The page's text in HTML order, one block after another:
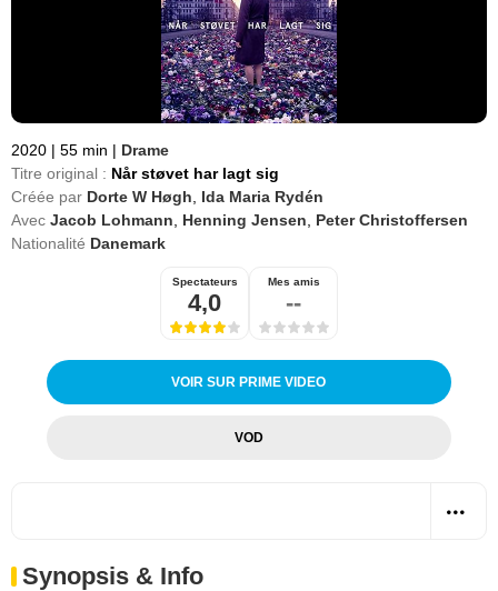
2020 | 55 min | Drame
Titre original : Når støvet har lagt sig
Créée par Dorte W Høgh
Ida Maria Rydén
Avec Jacob Lohmann Henning Jensen
Peter Christoffersen
Nationalité Danemark
Spectateurs
4,0
Mes amis
--
VOIR SUR PRIME VIDEO
VOD
Synopsis & Info